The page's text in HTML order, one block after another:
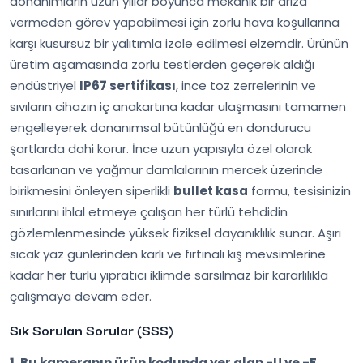
vermeden görev yapabilmesi için zorlu hava koşullarına
karşı kusursuz bir yalıtımla izole edilmesi elzemdir. Ürünün
üretim aşamasında zorlu testlerden geçerek aldığı
endüstriyel IP67 sertifikası, ince toz zerrelerinin ve
sıvıların cihazın iç anakartına kadar ulaşmasını tamamen
engelleyerek donanımsal bütünlüğü en dondurucu
şartlarda dahi korur. İnce uzun yapısıyla özel olarak
tasarlanan ve yağmur damlalarının mercek üzerinde
birikmesini önleyen siperlikli bullet kasa formu, tesisinizin
sınırlarını ihlal etmeye çalışan her türlü tehdidin
gözlemlenmesinde yüksek fiziksel dayanıklılık sunar. Aşırı
sıcak yaz günlerinden karlı ve fırtınalı kış mevsimlerine
kadar her türlü yıpratıcı iklimde sarsılmaz bir kararlılıkla
çalışmaya devam eder.
Sık Sorulan Sorular (SSS)